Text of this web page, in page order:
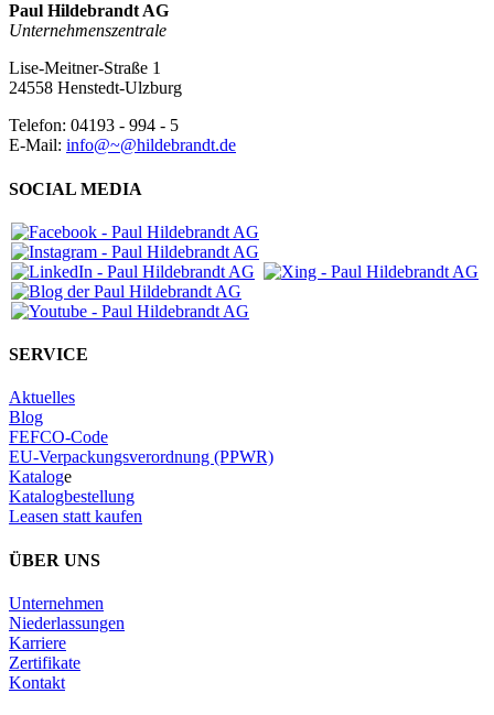
Paul Hildebrandt AG
Unternehmenszentrale
Lise-Meitner-Straße 1
24558 Henstedt-Ulzburg
Telefon: 04193 - 994 - 5
E-Mail: info@~@hildebrandt.de
SOCIAL MEDIA
SERVICE
Aktuelles
Blog
FEFCO-Code
EU-Verpackungsverordnung (PPWR)
Kataloge
Katalogbestellung
Leasen statt kaufen
ÜBER UNS
Unternehmen
Niederlassungen
Karriere
Zertifikate
Kontakt